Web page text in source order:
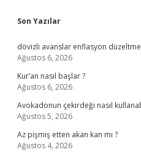
Sidebar
Son Yazılar
dövizli avanslar enflasyon
Ağustos 6, 2026
Kur’an nasıl başlar ?
Ağustos 6, 2026
Avokadonun çekirdeği nasıl
Ağustos 5, 2026
Az pişmiş etten akan kan mı ?
Ağustos 4, 2026